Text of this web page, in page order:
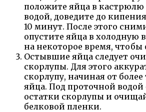
положите яйца в кастрюлю
водой, доведите до
10 минут. После этого
опустите яйца в холодную
на некоторое время, чтобы
Остывшие яйца следует
скорлупы. Для этого
скорлупу, начиная от
яйца. Под проточной
остатки скорлупы и
белковой пленки.